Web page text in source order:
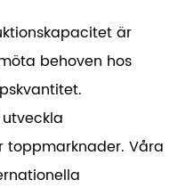
är
behoven hos
toppmarknader. Våra